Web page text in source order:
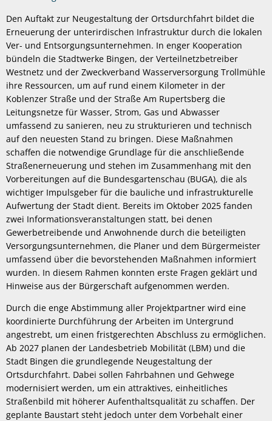
Den Auftakt zur Neugestaltung der Ortsdurchfahrt bildet die
Erneuerung der unterirdischen Infrastruktur durch die lokalen
Ver- und Entsorgungsunternehmen. In enger Kooperation
bündeln die Stadtwerke Bingen, der Verteilnetzbetreiber
Westnetz und der Zweckverband Wasserversorgung Trollmühle
ihre Ressourcen, um auf rund einem Kilometer in der
Koblenzer Straße und der Straße Am Rupertsberg die
Leitungsnetze für Wasser, Strom, Gas und Abwasser
umfassend zu sanieren, neu zu strukturieren und technisch
auf den neuesten Stand zu bringen. Diese Maßnahmen
schaffen die notwendige Grundlage für die anschließende
Straßenerneuerung und stehen im Zusammenhang mit den
Vorbereitungen auf die Bundesgartenschau (BUGA), die als
wichtiger Impulsgeber für die bauliche und infrastrukturelle
Aufwertung der Stadt dient. Bereits im Oktober 2025 fanden
zwei Informationsveranstaltungen statt, bei denen
Gewerbetreibende und Anwohnende durch die beteiligten
Versorgungsunternehmen, die Planer und dem Bürgermeister
umfassend über die bevorstehenden Maßnahmen informiert
wurden. In diesem Rahmen konnten erste Fragen geklärt und
Hinweise aus der Bürgerschaft aufgenommen werden.
Durch die enge Abstimmung aller Projektpartner wird eine
koordinierte Durchführung der Arbeiten im Untergrund
angestrebt, um einen fristgerechten Abschluss zu ermöglichen.
Ab 2027 planen der Landesbetrieb Mobilität (LBM) und die
Stadt Bingen die grundlegende Neugestaltung der
Ortsdurchfahrt. Dabei sollen Fahrbahnen und Gehwege
modernisiert werden, um ein attraktives, einheitliches
Straßenbild mit höherer Aufenthaltsqualität zu schaffen. Der
geplante Baustart steht jedoch unter dem Vorbehalt einer